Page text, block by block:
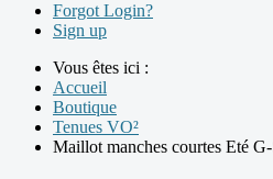
Forgot Login?
Sign up
Vous êtes ici :
Accueil
Boutique
Tenues VO²
Maillot manches courtes Eté